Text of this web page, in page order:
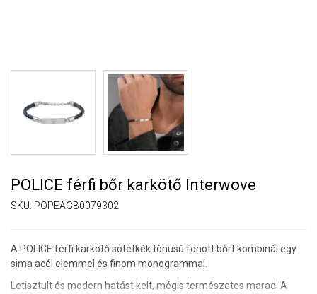
POLICE férfi bőr karkötő Interwove
SKU: POPEAGB0079302
A POLICE férfi karkötő sötétkék tónusú fonott bőrt kombinál egy
sima acél elemmel és finom monogrammal.
Letisztult és modern hatást kelt, mégis természetes marad. A